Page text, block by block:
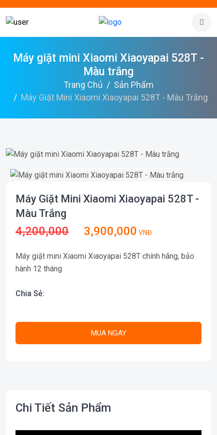
Máy giặt mini Xiaomi Xiaoyapai 528T -
Màu trắng
Trang Chủ
Sản Phẩm
Máy Giặt Mini Xiaomi Xiaoyapai 528T - Màu Trắng
Máy Giặt Mini Xiaomi Xiaoyapai 528T -
Màu Trắng
4,200,000 3,900,000 VNĐ
Máy giặt mini Xiaomi Xiaoyapai 528T chính hãng, bảo
hành 12 tháng
Chia Sẻ:
MUA NGAY
Chi Tiết Sản Phẩm